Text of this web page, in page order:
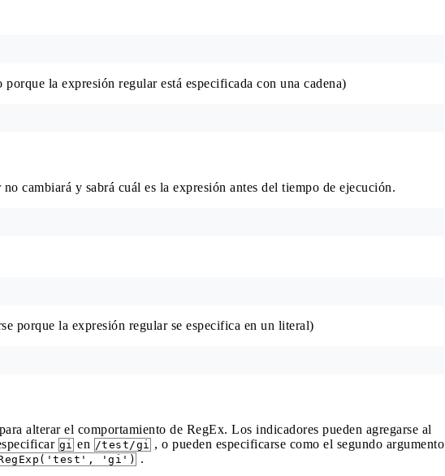
la expresión regular está especificada con una cadena)
cambiará y sabrá cuál es la expresión antes del tiempo de ejecución.
porque la expresión regular se especifica en un literal)
alterar el comportamiento de RegEx. Los indicadores pueden agregarse al
gi en /test/gi , o pueden especificarse como el segundo argumento
RegExp('test', 'gi') .